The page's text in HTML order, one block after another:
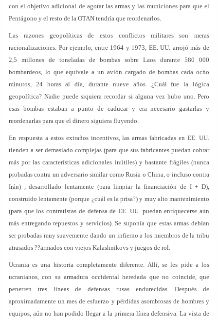
con el objetivo adicional de agotar las armas y las municiones para que el
Pentágono y el resto de la OTAN tendría que reordenarlos.
Las razones geopolíticas de estos conflictos militares son meras
racionalizaciones. Por ejemplo, entre 1964 y 1973, EE. UU. arrojó más de
2,5 millones de toneladas de bombas sobre Laos durante 580 000
bombardeos, lo que equivale a un avión cargado de bombas cada ocho
minutos, 24 horas al día, durante nueve años. ¿Cuál fue la lógica
geopolítica? Nadie puede siquiera recordar si alguna vez hubo uno. Pero
esas bombas estaban a punto de caducar y era necesario gastarlas y
reordenarlas para que el dinero siguiera fluyendo.
En respuesta a estos extraños incentivos, las armas fabricadas en EE. UU.
tienden a ser demasiado complejas (para que sus fabricantes puedan cobrar
más por las características adicionales inútiles) y bastante frágiles (nunca
probadas contra un adversario similar como Rusia o China, o incluso contra
Irán) , desarrollado lentamente (para limpiar la financiación de I + D),
construido lentamente (porque ¿cuál es la prisa?) y muy alto mantenimiento
(para que los contratistas de defensa de EE. UU. puedan enriquecerse aún
más entregando repuestos y servicios). Se suponía que estas armas debían
ser probadas muy suavemente dando un infierno a los miembros de la tribu
atrasados ??armados con viejos Kalashnikovs y juegos de rol.
Ucrania es una historia completamente diferente. Allí, se les pide a los
ucranianos, con su armadura occidental heredada que no coincide, que
penetren tres líneas de defensas rusas endurecidas. Después de
aproximadamente un mes de esfuerzo y pérdidas asombrosas de hombres y
equipos, aún no han podido llegar a la primera línea defensiva. La vista de